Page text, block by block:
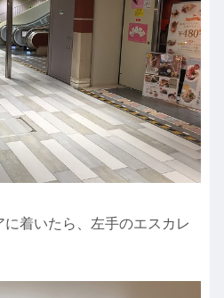
着いたら、左手のエスカレ